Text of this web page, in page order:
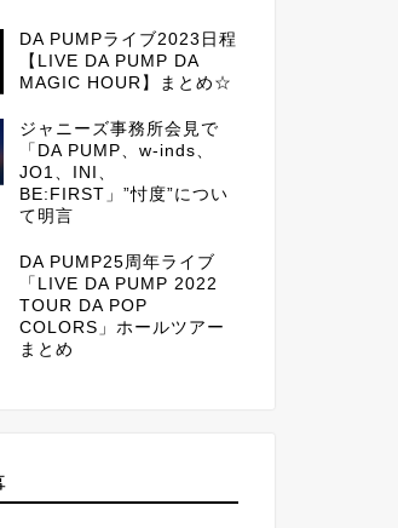
DA PUMPライブ2023日程
【LIVE DA PUMP DA
MAGIC HOUR】まとめ☆
ジャニーズ事務所会見で
「DA PUMP、w-inds、
JO1、INI、
BE:FIRST」”忖度”につい
て明言
DA PUMP25周年ライブ
「LIVE DA PUMP 2022
TOUR DA POP
COLORS」ホールツアー
まとめ